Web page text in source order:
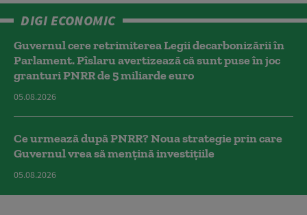
DIGI ECONOMIC
Guvernul cere retrimiterea Legii decarbonizării în
Parlament. Pîslaru avertizează că sunt puse în joc
granturi PNRR de 5 miliarde euro
05.08.2026
Ce urmează după PNRR? Noua strategie prin care
Guvernul vrea să mențină investițiile
05.08.2026